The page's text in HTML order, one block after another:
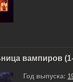
вампиров
Год выпуска: